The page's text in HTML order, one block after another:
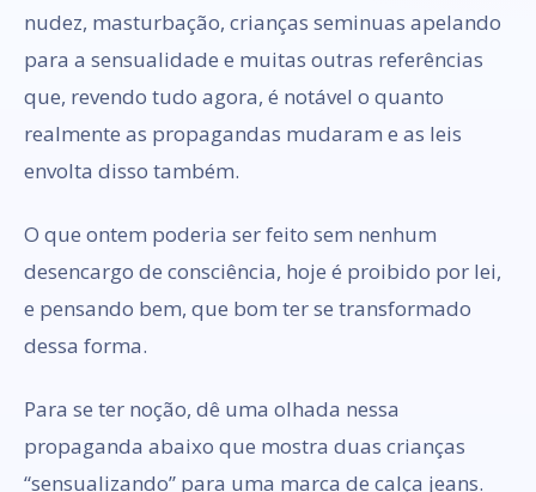
nudez, masturbação, crianças seminuas apelando
para a sensualidade e muitas outras referências
que, revendo tudo agora, é notável o quanto
realmente as propagandas mudaram e as leis
envolta disso também.
O que ontem poderia ser feito sem nenhum
desencargo de consciência, hoje é proibido por lei,
e pensando bem, que bom ter se transformado
dessa forma.
Para se ter noção, dê uma olhada nessa
propaganda abaixo que mostra duas crianças
“sensualizando” para uma marca de calça jeans.